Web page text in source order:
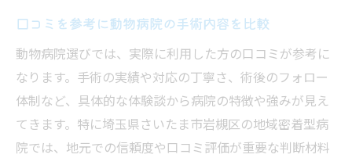
口コミを参考に動物病院の手術内容を比較
動物病院選びでは、実際に利用した方の口コミが参考に
なります。手術の実績や対応の丁寧さ、術後のフォロー
体制など、具体的な体験談から病院の特徴や強みが見え
てきます。特に埼玉県さいたま市岩槻区の地域密着型病
院では、地元での信頼度や口コミ評価が重要な判断材料